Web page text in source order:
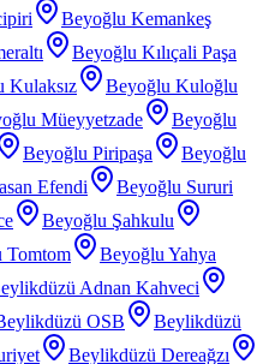
Beyoğlu Kemankeş
Beyoğlu Kılıçali Paşa
Kulaksız
Beyoğlu Kuloğlu
Müeyyetzade
Beyoğlu
Beyoğlu Piripaşa
Beyoğlu
Efendi
Beyoğlu Sururi
Beyoğlu Şahkulu
Tomtom
Beyoğlu Yahya
Adnan Kahveci
OSB
Beylikdüzü
Beylikdüzü Dereağzı